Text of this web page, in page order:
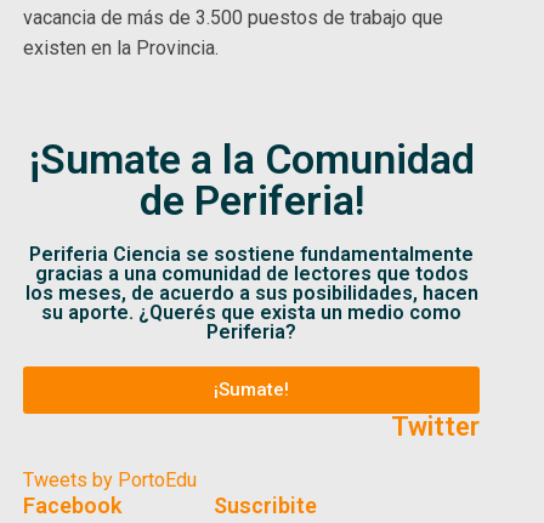
vacancia de más de 3.500 puestos de trabajo que
existen en la Provincia.
¡Sumate a la Comunidad
de Periferia!
Periferia Ciencia se sostiene fundamentalmente
gracias a una comunidad de lectores que todos
los meses, de acuerdo a sus posibilidades, hacen
su aporte. ¿Querés que exista un medio como
Periferia?
¡Sumate!
Twitter
Tweets by PortoEdu
Facebook Suscribite